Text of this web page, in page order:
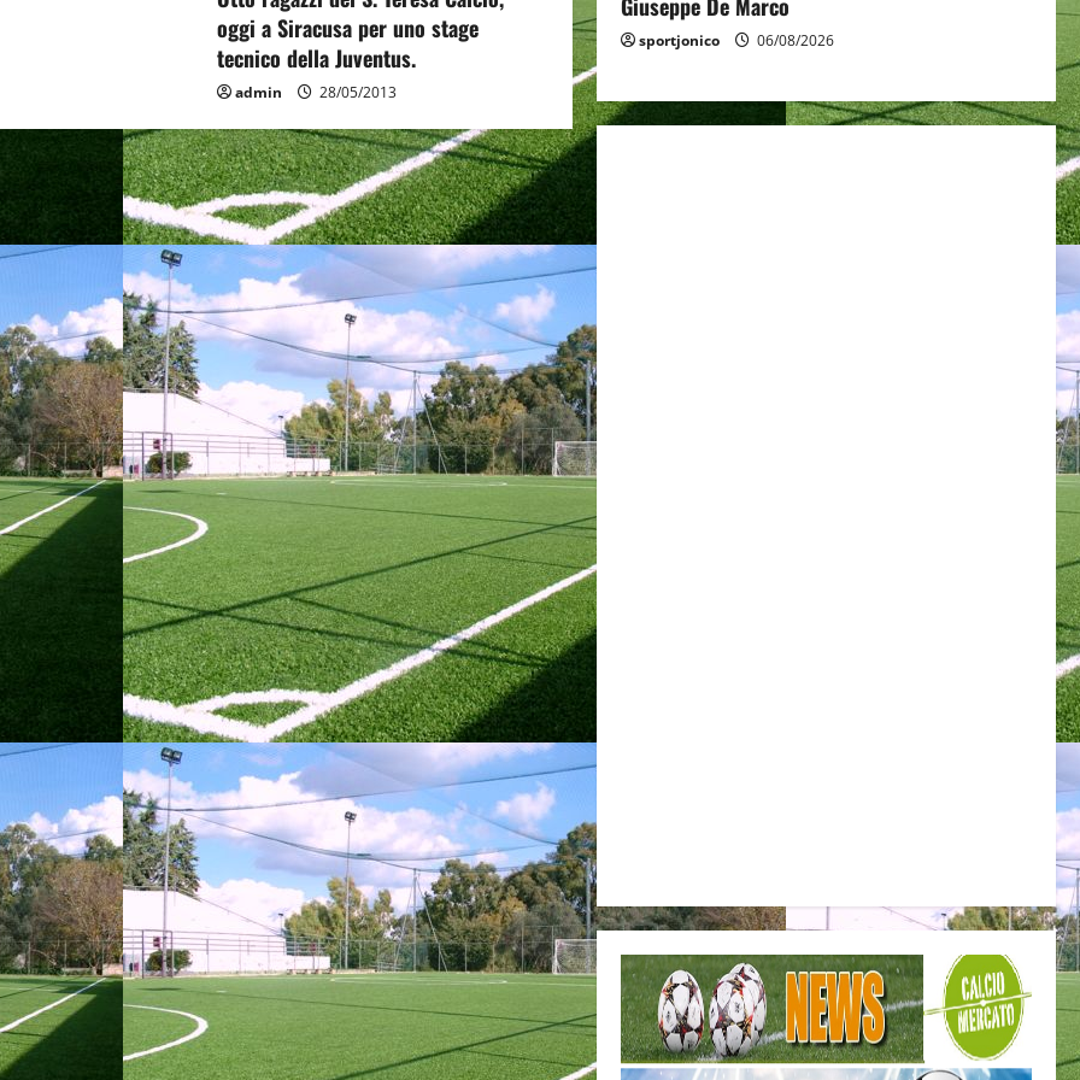
oggi a Siracusa per uno stage
tecnico della Juventus.
admin 28/05/2013
Giuseppe De Marco
sportjonico 06/08/2026